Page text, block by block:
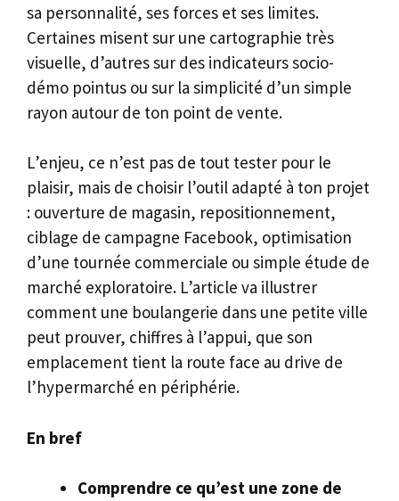
sa personnalité, ses forces et ses limites.
Certaines misent sur une cartographie très
visuelle, d’autres sur des indicateurs socio-
démo pointus ou sur la simplicité d’un simple
rayon autour de ton point de vente.
L’enjeu, ce n’est pas de tout tester pour le
plaisir, mais de choisir l’outil adapté à ton projet
: ouverture de magasin, repositionnement,
ciblage de campagne Facebook, optimisation
d’une tournée commerciale ou simple étude de
marché exploratoire. L’article va illustrer
comment une boulangerie dans une petite ville
peut prouver, chiffres à l’appui, que son
emplacement tient la route face au drive de
l’hypermarché en périphérie.
En bref
Comprendre ce qu’est une zone de